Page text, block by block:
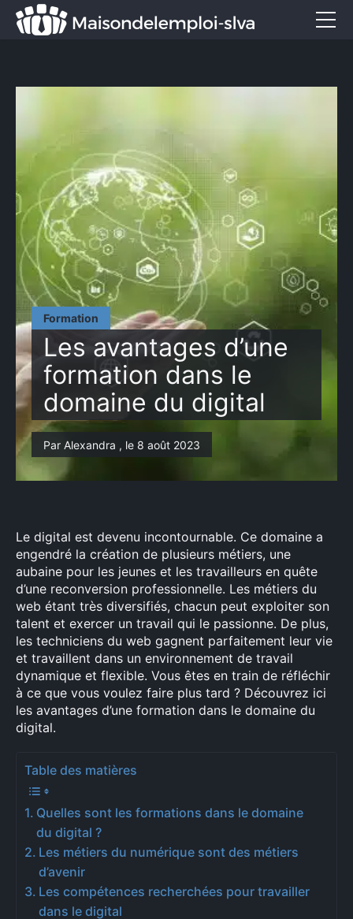
Formation
Les avantages d’une
formation dans le
domaine du digital
Par Alexandra , le 8 août 2023
Le digital est devenu incontournable. Ce domaine a
engendré la création de plusieurs métiers, une
aubaine pour les jeunes et les travailleurs en quête
d’une reconversion professionnelle. Les métiers du
web étant très diversifiés, chacun peut exploiter son
talent et exercer un travail qui le passionne. De plus,
les techniciens du web gagnent parfaitement leur vie
et travaillent dans un environnement de travail
dynamique et flexible. Vous êtes en train de réfléchir
à ce que vous voulez faire plus tard ? Découvrez ici
les avantages d’une formation dans le domaine du
digital.
Table des matières
Quelles sont les formations dans le domaine
du digital ?
Les métiers du numérique sont des métiers
d’avenir
Les compétences recherchées pour travailler
dans le digital
Formation
Entreprise
Services
CONTACT